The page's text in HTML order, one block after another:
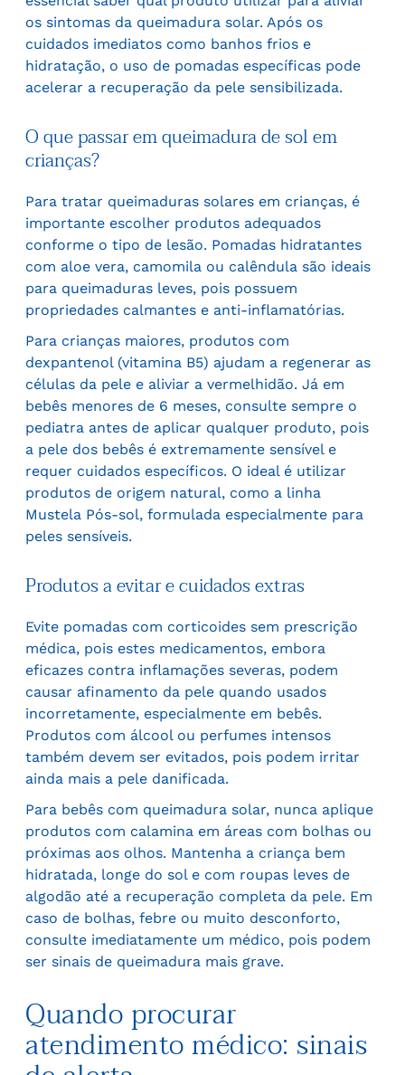
os sintomas da queimadura solar. Após os
cuidados imediatos como banhos frios e
hidratação, o uso de pomadas específicas pode
acelerar a recuperação da pele sensibilizada.
O que passar em queimadura de sol em
crianças?
Para tratar queimaduras solares em crianças, é
importante escolher produtos adequados
conforme o tipo de lesão. Pomadas hidratantes
com aloe vera, camomila ou calêndula são ideais
para queimaduras leves, pois possuem
propriedades calmantes e anti-inflamatórias.
Para crianças maiores, produtos com
dexpantenol (vitamina B5) ajudam a regenerar as
células da pele e aliviar a vermelhidão. Já em
bebês menores de 6 meses, consulte sempre o
pediatra antes de aplicar qualquer produto, pois
a pele dos bebês é extremamente sensível e
requer cuidados específicos. O ideal é utilizar
produtos de origem natural, como a linha
Mustela Pós-sol, formulada especialmente para
peles sensíveis.
Produtos a evitar e cuidados extras
Evite pomadas com corticoides sem prescrição
médica, pois estes medicamentos, embora
eficazes contra inflamações severas, podem
causar afinamento da pele quando usados
incorretamente, especialmente em bebês.
Produtos com álcool ou perfumes intensos
também devem ser evitados, pois podem irritar
ainda mais a pele danificada.
Para bebês com queimadura solar, nunca aplique
produtos com calamina em áreas com bolhas ou
próximas aos olhos. Mantenha a criança bem
hidratada, longe do sol e com roupas leves de
algodão até a recuperação completa da pele. Em
caso de bolhas, febre ou muito desconforto,
consulte imediatamente um médico, pois podem
ser sinais de queimadura mais grave.
Quando procurar
atendimento médico: sinais